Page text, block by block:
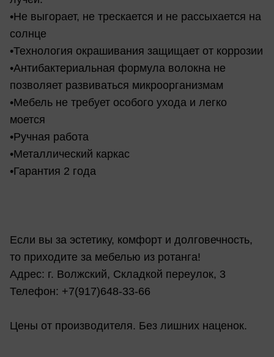
•Не выгорает, не трескается и не рассыхается на
солнце
•Технология окрашивания защищает от коррозии
•Антибактериальная формула волокна не
позволяет развиваться микроорганизмам
•Мебель не требует особого ухода и легко
моется
•Ручная работа
•Металлический каркас
•Гарантия 2 года
Если вы за эстетику, комфорт и долговечность,
то приходите за мебелью из ротанга!
Адрес: г. Волжский, Складкой переулок, 3
Телефон: +7(917)648-33-66
Цены от производителя. Без лишних наценок.